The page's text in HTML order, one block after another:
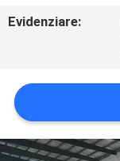
NOTIZIE
Evidenziare: